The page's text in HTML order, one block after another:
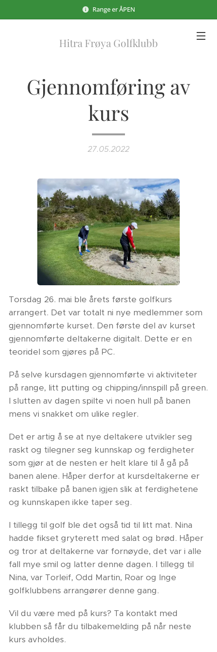
Range er ÅPEN
Hitra Frøya Golfklubb
Gjennomføring av
kurs
27.05.2022
Torsdag 26. mai ble årets første golfkurs
arrangert. Det var totalt ni nye medlemmer som
gjennomførte kurset. Den første del av kurset
gjennomførte deltakerne digitalt. Dette er en
teoridel som gjøres på PC.
På selve kursdagen gjennomførte vi aktiviteter
på range, litt putting og chipping/innspill på green.
I slutten av dagen spilte vi noen hull på banen
mens vi snakket om ulike regler.
Det er artig å se at nye deltakere utvikler seg
raskt og tilegner seg kunnskap og ferdigheter
som gjør at de nesten er helt klare til å gå på
banen alene. Håper derfor at kursdeltakerne er
raskt tilbake på banen igjen slik at ferdighetene
og kunnskapen ikke taper seg.
I tillegg til golf ble det også tid til litt mat. Nina
hadde fikset gryterett med salat og brød. Håper
og tror at deltakerne var fornøyde, det var i alle
fall mye smil og latter denne dagen. I tillegg til
Nina, var Torleif, Odd Martin, Roar og Inge
golfklubbens arrangører denne gang.
Vil du være med på kurs? Ta kontakt med
klubben så får du tilbakemelding på når neste
kurs avholdes.